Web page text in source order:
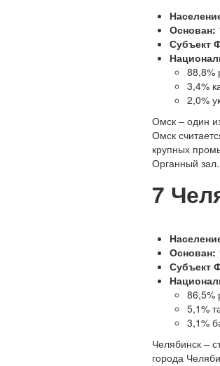
Основан:
Субъект
88,8%
3,4%
2,0%
Омск – один
Омск
крупных
Органный
7
Основан:
Субъект
86,5%
5,1%
3,1%
Челябинск –
города